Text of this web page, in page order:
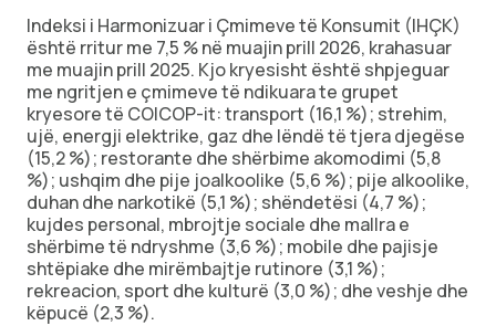
Indeksi i Harmonizuar i Çmimeve të Konsumit (IHÇK)
është rritur me 7,5 % në muajin prill 2026, krahasuar
me muajin prill 2025. Kjo kryesisht është shpjeguar
me ngritjen e çmimeve të ndikuara te grupet
kryesore të COICOP-it: transport (16,1 %); strehim,
ujë, energji elektrike, gaz dhe lëndë të tjera djegëse
(15,2 %); restorante dhe shërbime akomodimi (5,8
%); ushqim dhe pije joalkoolike (5,6 %); pije alkoolike,
duhan dhe narkotikë (5,1 %); shëndetësi (4,7 %);
kujdes personal, mbrojtje sociale dhe mallra e
shërbime të ndryshme (3,6 %); mobile dhe pajisje
shtëpiake dhe mirëmbajtje rutinore (3,1 %);
rekreacion, sport dhe kulturë (3,0 %); dhe veshje dhe
këpucë (2,3 %).